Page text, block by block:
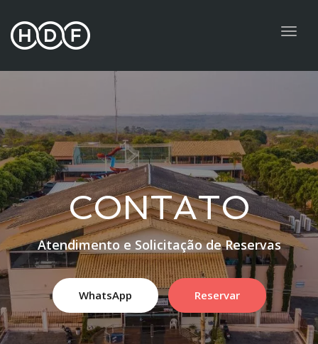
CONTATO
Atendimento e Solicitação de Reservas
WhatsApp Reservar